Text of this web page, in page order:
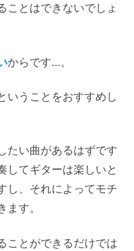
ことはできないでしょ
からです…。
いうことをおすすめし
たい曲があるはずです
してギターは楽しいと
し、それによってモチ
す。
ことができるだけでは